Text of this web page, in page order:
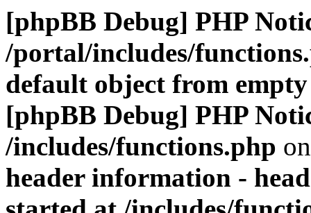
[phpBB Debug] PHP
/portal/includes/
default object from
[phpBB Debug] PHP
/includes/functions.php
header information -